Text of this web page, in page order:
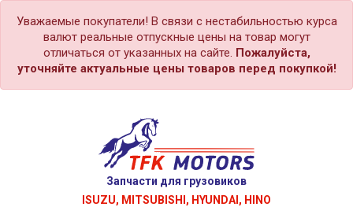
Уважаемые покупатели! В связи с нестабильностью курса
валют реальные отпускные цены на товар могут
отличаться от указанных на сайте. Пожалуйста,
уточняйте актуальные цены товаров перед покупкой!
Запчасти для грузовиков
ISUZU, MITSUBISHI, HYUNDAI, HINO